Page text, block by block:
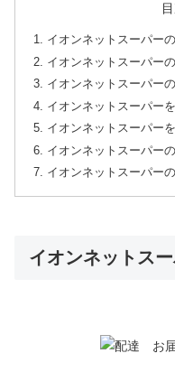
イオンネットスーパー
イオンネットスーパー
イオンネットスーパー
イオンネットスーパー
イオンネットスーパー
イオンネットスーパー
イオンネットスーパー
イオンネットス